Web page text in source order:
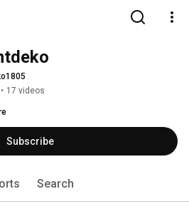
• 17 videos
Subscribe
Search